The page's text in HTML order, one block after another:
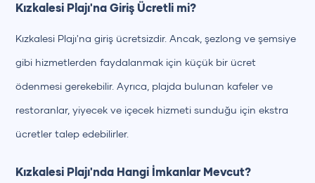
Kızkalesi Plajı'na Giriş Ücretli mi?
Kızkalesi Plajı'na giriş ücretsizdir. Ancak, şezlong ve şemsiye
gibi hizmetlerden faydalanmak için küçük bir ücret
ödenmesi gerekebilir. Ayrıca, plajda bulunan kafeler ve
restoranlar, yiyecek ve içecek hizmeti sunduğu için ekstra
ücretler talep edebilirler.
Kızkalesi Plajı'nda Hangi İmkanlar Mevcut?